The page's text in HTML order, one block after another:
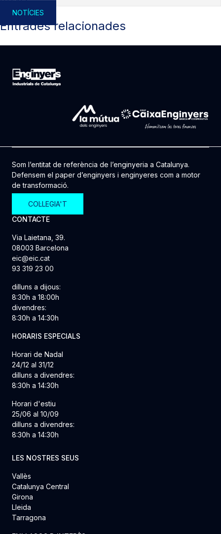
NOTÍCIES
Entrades relacionades
Som l’entitat de referència de l’enginyeria a Catalunya.
Defensem el paper d’enginyers i enginyeres com a motor
de transformació.
COL·LEGIA'T
CONTACTE
Via Laietana, 39.
08003 Barcelona
eic@eic.cat
93 319 23 00
dilluns a dijous:
8:30h a 18:00h
divendres:
8:30h a 14:30h
HORARIS ESPECIALS
Horari de Nadal
24/12 al 31/12
dilluns a divendres:
8:30h a 14:30h
Horari d'estiu
25/06 al 10/09
dilluns a divendres:
8:30h a 14:30h
LES NOSTRES SEUS
Vallès
Catalunya Central
Girona
Lleida
Tarragona